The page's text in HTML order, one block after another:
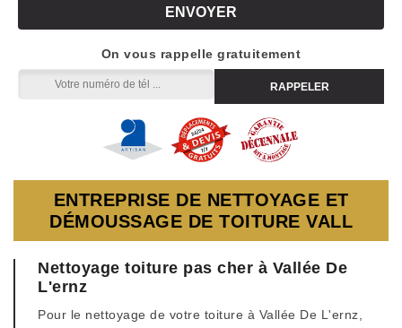
On vous rappelle gratuitement
ENTREPRISE DE NETTOYAGE ET
DÉMOUSSAGE DE TOITURE VALL
Nettoyage toiture pas cher à Vallée De
L'ernz
Pour le nettoyage de votre toiture à Vallée De L'ernz,